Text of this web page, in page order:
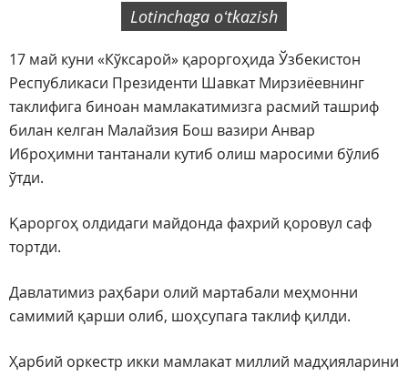
Lotinchaga oʻtkazish
17 май куни «Кўксарой» қароргоҳида Ўзбекистон
Республикаси Президенти Шавкат Мирзиёевнинг
таклифига биноан мамлакатимизга расмий ташриф
билан келган Малайзия Бош вазири Анвар
Иброҳимни тантанали кутиб олиш маросими бўлиб
ўтди.
Қароргоҳ олдидаги майдонда фахрий қоровул саф
тортди.
Давлатимиз раҳбари олий мартабали меҳмонни
самимий қарши олиб, шоҳсупага таклиф қилди.
Ҳарбий оркестр икки мамлакат миллий мадҳияларини